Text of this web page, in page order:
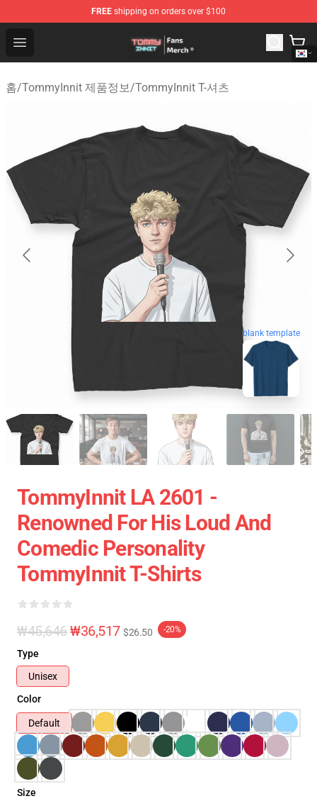
FREE shipping on orders over $100
Open menu
TommyInnit Store - Official TommyInnit Merchandise
홈/TommyInnit 제품정보/TommyInnit T-셔츠
blank template
TommyInnit LA 2601 -
Renowned For His Loud And
Comedic Personality
TommyInnit T-Shirts
₩45,646₩36,517 $26.50 -20%
Type
Unisex
Color
Default
Size